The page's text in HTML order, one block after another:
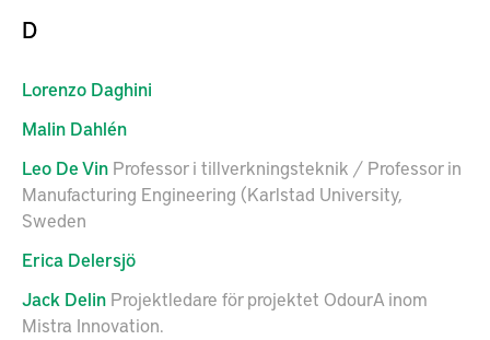
D
Lorenzo Daghini
Malin Dahlén
Leo De Vin Professor i tillverkningsteknik / Professor in
Manufacturing Engineering (Karlstad University,
Sweden
Erica Delersjö
Jack Delin Projektledare för projektet OdourA inom
Mistra Innovation.